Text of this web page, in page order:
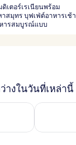
เตอร์เรเนียนพร้อม
สมุทร บุฟเฟ่ต์อาหารเช้า
ารสมบูรณ์แบบ
างในวันที่เหล่านี้
นนี้ ส.ค. 6 - ส.ค. 7
ตรวจสอบจ